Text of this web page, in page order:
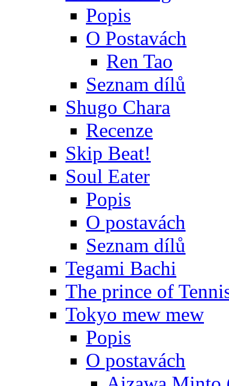
Popis
O Postavách
Ren Tao
Seznam dílů
Shugo Chara
Recenze
Skip Beat!
Soul Eater
Popis
O postavách
Seznam dílů
Tegami Bachi
The prince of
Tokyo mew mew
Popis
O postavách